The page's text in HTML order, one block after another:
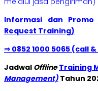
Informasi dan
Request Training)
⇒ 0852 1000 5065 (call
Jadwal OfflineTraining
Management) Tahun